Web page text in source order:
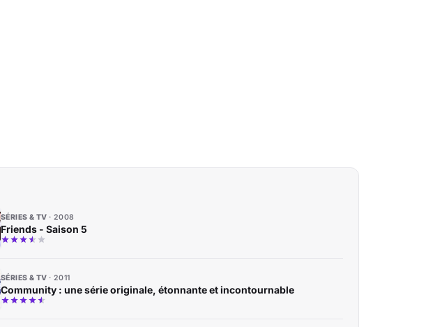
SÉRIES & TV 2008
Friends - Saison 5
SÉRIES & TV 2011
Community : une série originale, étonnante et incontournable